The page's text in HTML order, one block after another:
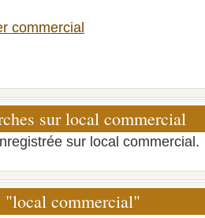
commercial
sur local commercial
sur local commercial.
"local commercial"